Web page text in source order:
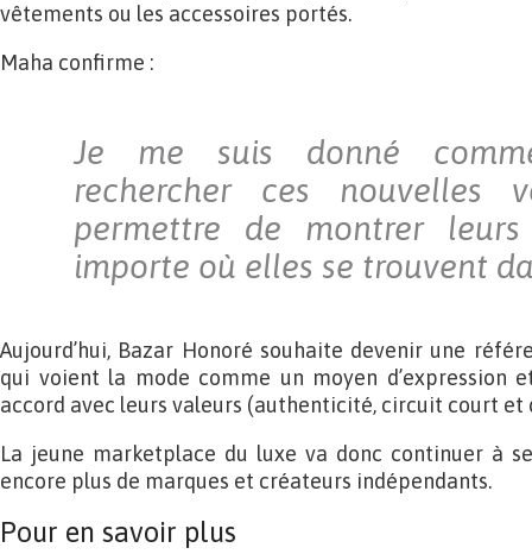
vêtements ou les accessoires portés.
Maha confirme :
Je me suis donné
rechercher ces nouvelles
permettre de montrer
importe où elles se trouvent
Aujourd’hui, Bazar Honoré souhaite devenir une
qui voient la mode comme un moyen d’expression
accord avec leurs valeurs (authenticité, circuit court et
La jeune marketplace du luxe va donc continuer à
encore plus de marques et créateurs indépendants.
Pour en savoir plus